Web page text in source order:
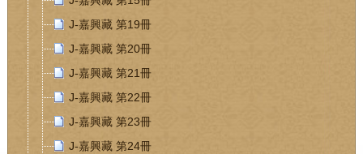
J-嘉興藏 第19冊
J-嘉興藏 第20冊
J-嘉興藏 第21冊
J-嘉興藏 第22冊
J-嘉興藏 第23冊
J-嘉興藏 第24冊